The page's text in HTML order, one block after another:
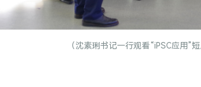
（沈素琍书记一行观看“iPSC应用”短